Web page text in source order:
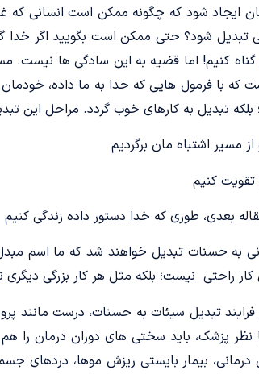
ایجاد شود که چگونه ممکن است انسانی که
شود؟ حتی ممکن است بگویید اگر خدا
کنیم! اما قضیه به این سادگی ها
که با فرمول هایی که خدا به ما داده، خودمان
تبدیل به کارهای خوب گردد. مراحل این
مسیر اشتباه مان برگردیم
تقویت کنیم
بعدی، طوری که خدا دستور داده زندگی کنیم
به حسنات تبدیل خواهند شد که ما اسم
راحتی نیست؛ بلکه مثل هر کار بزرگی
تبدیل سیئات به حسنات، درست مانند
پزشک، باید سختی های دوران درمان را
بیمار بایستی ریزش موها، دردهای